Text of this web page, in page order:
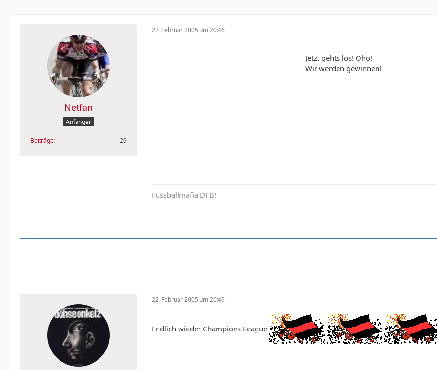
Netfan
Anfänger
Beiträge 29
22. Februar 2005 um 20:46
Jetzt gehts los! Oho!
Wir werden gewinnen!
Fussballmafia DFB!
22. Februar 2005 um 20:49
Endlich wieder Champions League